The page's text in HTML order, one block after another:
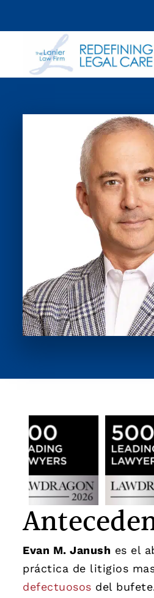
Evan M. Janush es el
práctica de litigios
defectuosos del